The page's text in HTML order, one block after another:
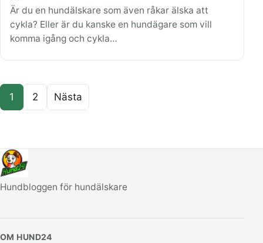
Är du en hundälskare som även råkar älska att
cykla? Eller är du kanske en hundägare som vill
komma igång och cykla…
Sidnavigering
1 2 Nästa
Hundbloggen för hundälskare
OM HUND24